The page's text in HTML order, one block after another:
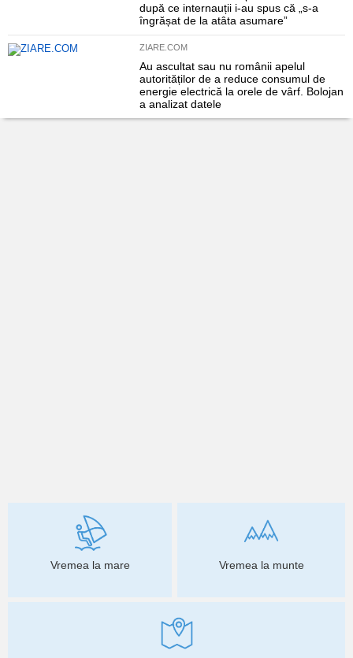
după ce internauții i-au spus că „s-a
îngrășat de la atâta asumare”
ZIARE.COM
Au ascultat sau nu românii apelul
autorităților de a reduce consumul de
energie electrică la orele de vârf. Bolojan
a analizat datele
Vremea la mare Vremea la munte